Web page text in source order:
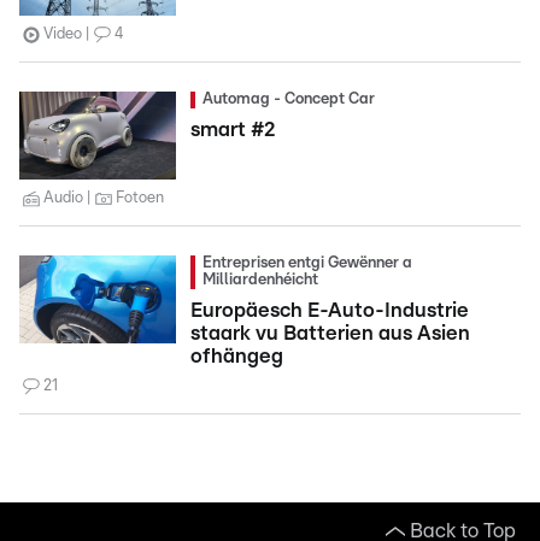
Video 4
Automag - Concept Car
smart #2
Audio Fotoen
Entreprisen entgi Gewënner a
Milliardenhéicht
Europäesch E-Auto-Industrie
staark vu Batterien aus Asien
ofhängeg
21
Back to Top